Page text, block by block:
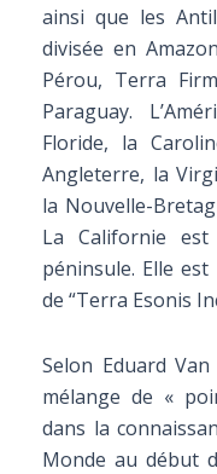
ainsi que les
divisée en
Pérou, Terra
Paraguay.
Floride, la
Angleterre, la
la Nouvelle-
La Californie
péninsule. Elle
de “Terra Esonis
Selon Eduard
mélange de «
dans la
Monde au début